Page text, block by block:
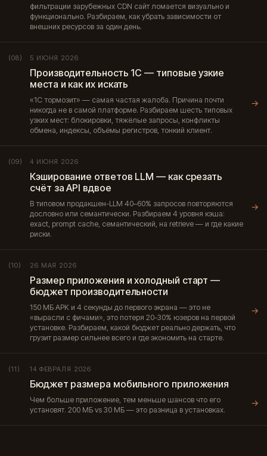
фильтрации зарубежных CDN сайт ломается визуально и
функционально. Разбираем, как убрать зависимости от
внешних ресурсов за один день.
(08) 5 ИЮНЯ 2026
Производительность 1С — типовые узкие
места и как их искать
«1С тормозит» — самая частая жалоба. Причина почти
никогда не в самой платформе. Разбираем шесть типовых
узких мест: блокировки, тяжёлые запросы, конфликты
обмена, индексы, объёмы регистров, тонкий клиент.
→
(09) 4 ИЮНЯ 2026
Кэширование ответов LLM — как срезать
счёт за API вдвое
В типовом продакшен-LLM 40–60% запросов повторяются
дословно или семантически. Разбираем 4 уровня кэша:
exact, prompt cache, семантический, на retrieve — и где какие
риски.
→
(10) 26 МАЯ 2026
Размер приложения и холодный старт —
бюджет производительности
150 МБ APK и 4 секунды до первого экрана — это не
«вырасли с фичами», это потеря 20-30% юзеров на первой
установке. Разбираем, какой бюджет реально держать, что
грузит размер сильнее всего и где экономить на старте.
→
(11) 14 ФЕВРАЛЯ 2026
Бюджет размера мобильного приложения
Чем больше приложение, тем меньше шансов что его
установят. 200 МБ vs 30 МБ — это разница в установках.
→